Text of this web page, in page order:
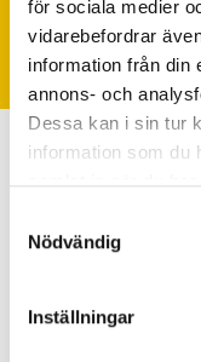
för sociala medier
vidarebefordrar
information från din
annons- och
Dessa kan i sin tur
information som du
samlat in när du
Nödvändig
Inställningar
Vi hjälper dig gärna